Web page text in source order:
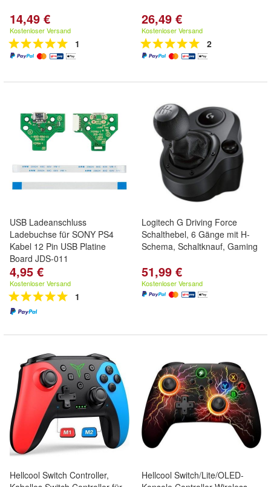
14,49 €
Kostenloser Versand
1
26,49 €
Kostenloser Versand
2
USB Ladeanschluss
Ladebuchse für SONY PS4
Kabel 12 Pin USB Platine
Board JDS-011
4,95 €
Kostenloser Versand
1
Logitech G Driving Force
Schalthebel, 6 Gänge mit H-
Schema, Schaltknauf, Gaming
51,99 €
Kostenloser Versand
Hellcool Switch Controller,
Hellcool Switch/Lite/OLED-